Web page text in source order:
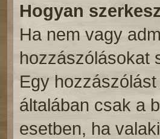
Hogyan
Ha nem vagy
hozzászólásokat
Egy
általában csak a
esetben, ha